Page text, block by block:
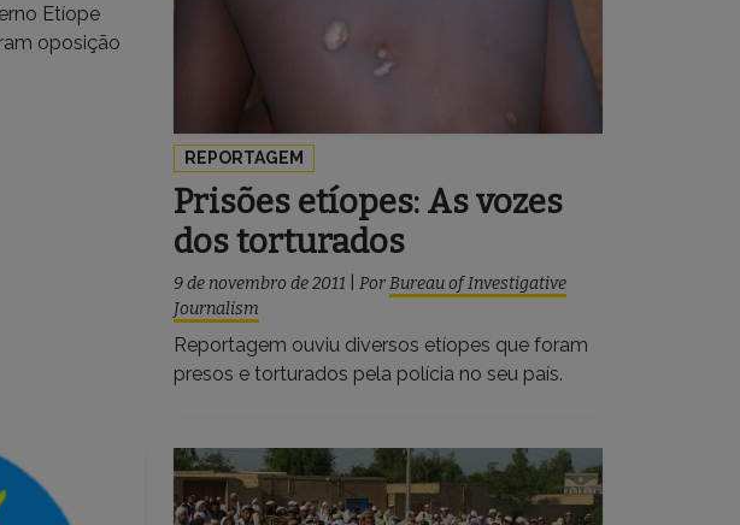
Etíope
oposição
REPORTAGEM
Prisões etíopes: As vozes
dos torturados
9 de novembro de 2011 PorBureau of Investigative
Journalism
Reportagem ouviu diversos etíopes que foram
presos e torturados pela polícia no seu país.